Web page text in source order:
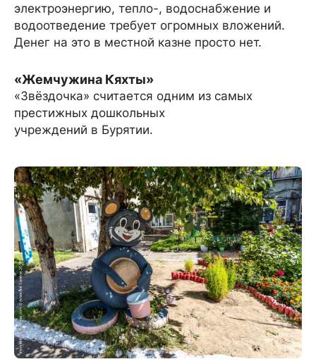
электроэнергию, тепло-, водоснабжение и
водоотведение требует огромных вложений.
Денег на это в местной казне просто нет.
«Жемчужина Кяхты»
«Звёздочка» считается одним из самых
престижных дошкольных
учреждений в Бурятии.